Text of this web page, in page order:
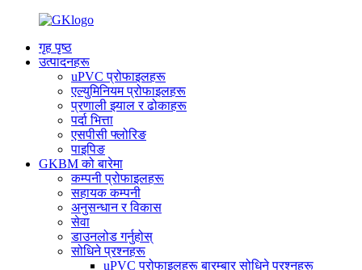
गृह पृष्ठ
उत्पादनहरू
uPVC प्रोफाइलहरू
एल्युमिनियम प्रोफाइलहरू
प्रणाली झ्याल र ढोकाहरू
पर्दा भित्ता
एसपीसी फ्लोरिङ
पाइपिङ
GKBM को बारेमा
कम्पनी प्रोफाइलहरू
सहायक कम्पनी
अनुसन्धान र विकास
सेवा
डाउनलोड गर्नुहोस्
सोधिने प्रश्नहरू
uPVC प्रोफाइलहरू बारम्बार सोधिने प्रश्नहरू